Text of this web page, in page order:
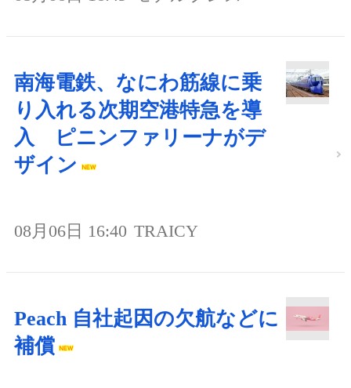
南海電鉄、なにわ筋線に乗
り入れる次期空港特急を導
入 ピニンファリーナがデ
ザイン
08月06日 16:40 TRAICY
Peach 自社起因の欠航などに
補償